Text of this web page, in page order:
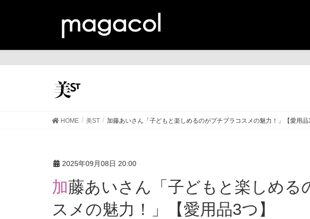
HOME 美ST 加藤あいさん「子どもと楽しめるのがプチプラコスメの魅力！」【愛用品3
2025年09月08日 20:00
加藤あいさん「子どもと楽しめるのがプチプラコ
スメの魅力！」【愛用品3つ】